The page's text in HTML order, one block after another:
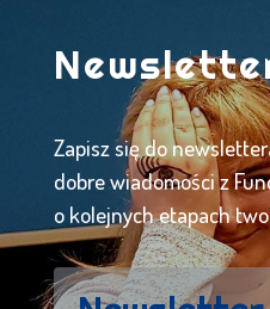
Zapisz się do
dobre wiadomości z
o kolejnych etapach